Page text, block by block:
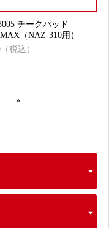
チークパッド
（NAZ-310用）
税込）
»